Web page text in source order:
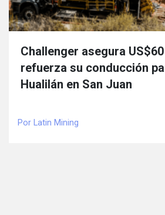
Challenger asegura
refuerza su conducción
Hualilán en San Juan
Por Latin Mining